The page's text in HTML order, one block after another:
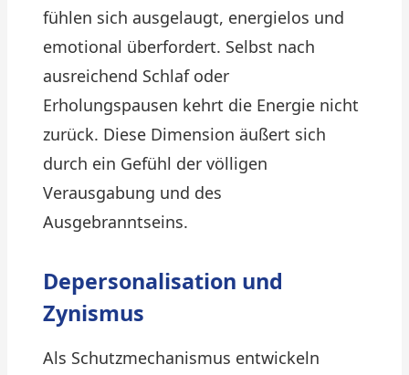
fühlen sich ausgelaugt, energielos und
emotional überfordert. Selbst nach
ausreichend Schlaf oder
Erholungspausen kehrt die Energie nicht
zurück. Diese Dimension äußert sich
durch ein Gefühl der völligen
Verausgabung und des
Ausgebranntseins.
Depersonalisation und
Zynismus
Als Schutzmechanismus entwickeln